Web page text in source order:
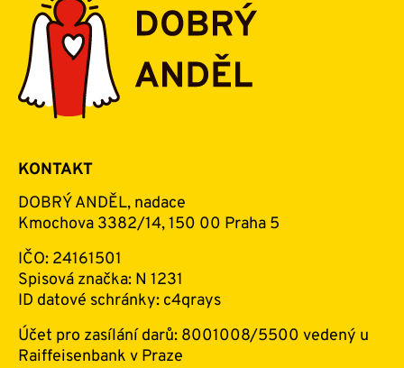
KONTAKT
DOBRÝ ANDĚL, nadace
Kmochova 3382/14, 150 00 Praha 5
IČO: 24161501
Spisová značka: N 1231
ID datové schránky: c4qrays
Účet pro zasílání darů: 8001008/5500 vedený u
Raiffeisenbank v Praze